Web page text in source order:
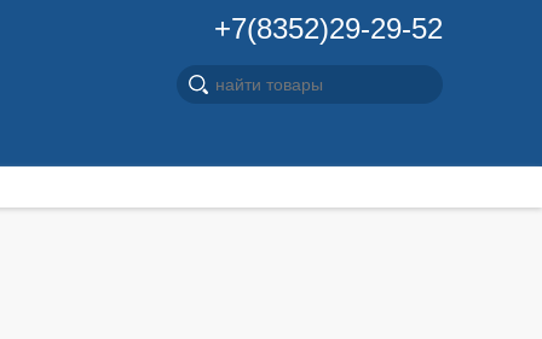
+7(8352)29-29-52